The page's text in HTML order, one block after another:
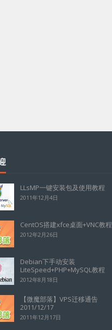
LLsMP一键安装包及使用教程
2011年12月4日
CentOS搭建xfce桌面+VNC教程
2012年2月26日
Debian下手动安装
LiteSpeed+PHP+MySQL教程
2012年8月18日
【微魔部落】VPS迁移通告
2011/12/17
2011年12月17日